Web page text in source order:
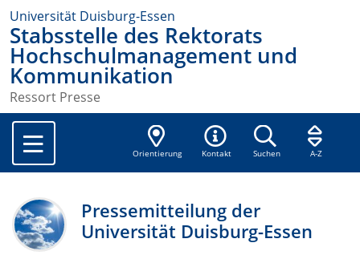
Universität Duisburg-Essen
Stabsstelle des Rektorats
Hochschulmanagement und
Kommunikation
Ressort Presse
Orientierung Kontakt Suchen A-Z
Pressemitteilung der
Universität Duisburg-Essen